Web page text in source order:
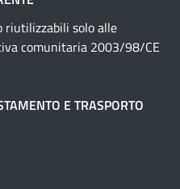
riutilizzabili solo alle
comunitaria 2003/98/CE
E TRASPORTO